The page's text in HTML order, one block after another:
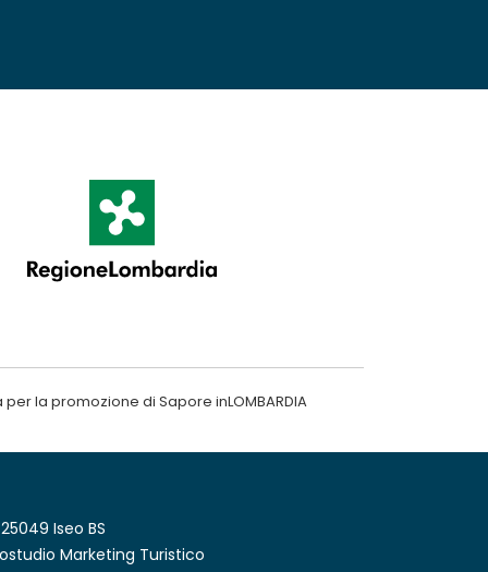
la promozione di Sapore inLOMBARDIA
Iseo BS
Marketing Turistico